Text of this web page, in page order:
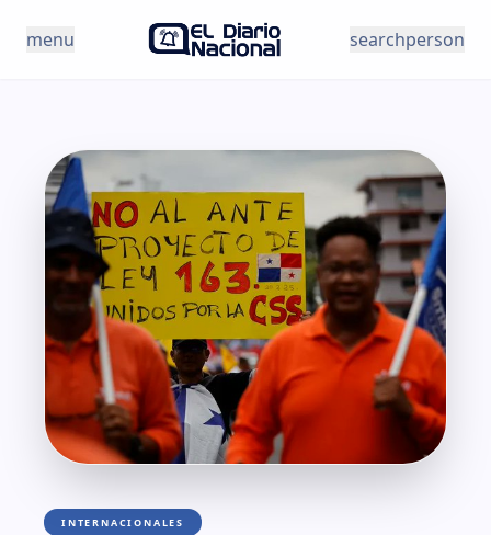
menu
searchperson
INTERNACIONALES